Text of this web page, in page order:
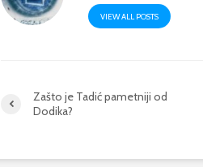
VIEW ALL POSTS
Zašto je Tadić pametniji od
Dodika?